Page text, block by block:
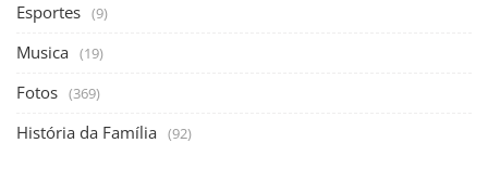
Esportes (9)
Musica (19)
Fotos (369)
História da Família (92)